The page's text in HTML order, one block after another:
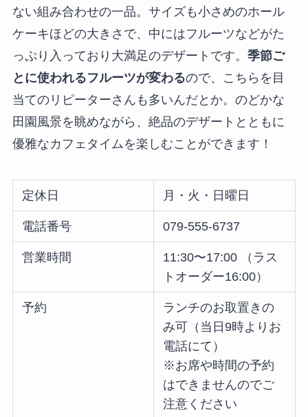
ない組み合わせの一品。サイズも小さめのホール
ケーキほどの大きさで、中にはフルーツなどがた
っぷり入っており大満足のデザートです。 季節ご
とに使われるフルーツが変わるので、こちらを目
当てのリピーターさんも多いんだとか。のどかな
田園風景を眺めながら、絶品のデザートとともに
優雅なカフェタイムを楽しむことができます！
定休日 月・火・日曜日
電話番号 079-555-6737
営業時間
11:30〜17:00 （ラス
トオーダー16:00）
予約
ランチのお取置きの
み可（当日9時よりお
電話にて）
※お席や時間の予約
はできませんのでご
注意ください